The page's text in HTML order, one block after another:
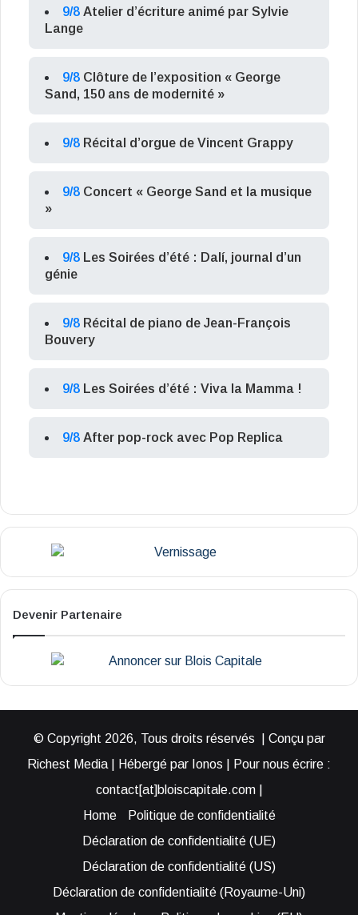
9/8 Atelier d’écriture animé par Sylvie
Lange
9/8 Clôture de l’exposition « George
Sand, 150 ans de modernité »
9/8 Récital d’orgue de Vincent Grappy
9/8 Concert « George Sand et la musique
»
9/8 Les Soirées d’été : Dalí, journal d’un
génie
9/8 Récital de piano de Jean-François
Bouvery
9/8 Les Soirées d’été : Viva la Mamma !
9/8 After pop-rock avec Pop Replica
Devenir Partenaire
© Copyright 2026, Tous droits réservés | Conçu par
Richest Media | Hébergé par Ionos | Pour nous écrire :
contact[at]bloiscapitale.com |
Home
Politique de confidentialité
Déclaration de confidentialité (UE)
Déclaration de confidentialité (US)
Déclaration de confidentialité (Royaume-Uni)